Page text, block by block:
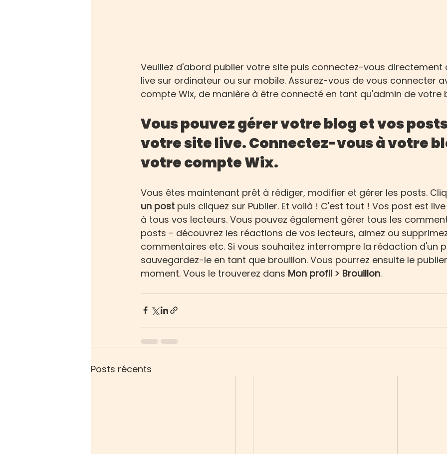
Veuillez d'abord publier votre site puis connectez-vous
live sur ordinateur ou sur mobile. Assurez-vous de vous connecter
compte Wix, de manière à être connecté en tant qu'admin de votre
Vous pouvez gérer votre blog et vos
votre site live. Connectez-vous à votre
votre compte Wix.
Vous êtes maintenant prêt à rédiger, modifier et gérer les posts.
un post puis cliquez sur Publier. Et voilà ! C'est tout ! Vos post est
à tous vos lecteurs. Vous pouvez également gérer tous les
posts - découvrez les réactions de vos lecteurs, aimez ou
commentaires etc. Si vous souhaitez interrompre la rédaction d'un
sauvegardez-le en tant que brouillon. Vous pourrez ensuite le
moment. Vous le trouverez dans Mon profil > Brouillon.
Posts récents